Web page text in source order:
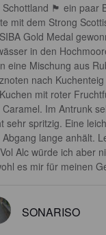
Schottland 🏴󠁧󠁢󠁳󠁣󠁴󠁿 ein paar
mit dem Strong
Gold Medal
in den
eine Mischung aus
nach
mit roter
Caramel. Im Antrunk
sehr spritzig. Eine
Abgang lange anhält.
Alc würde ich aber
es mir für meinen
SONARISO